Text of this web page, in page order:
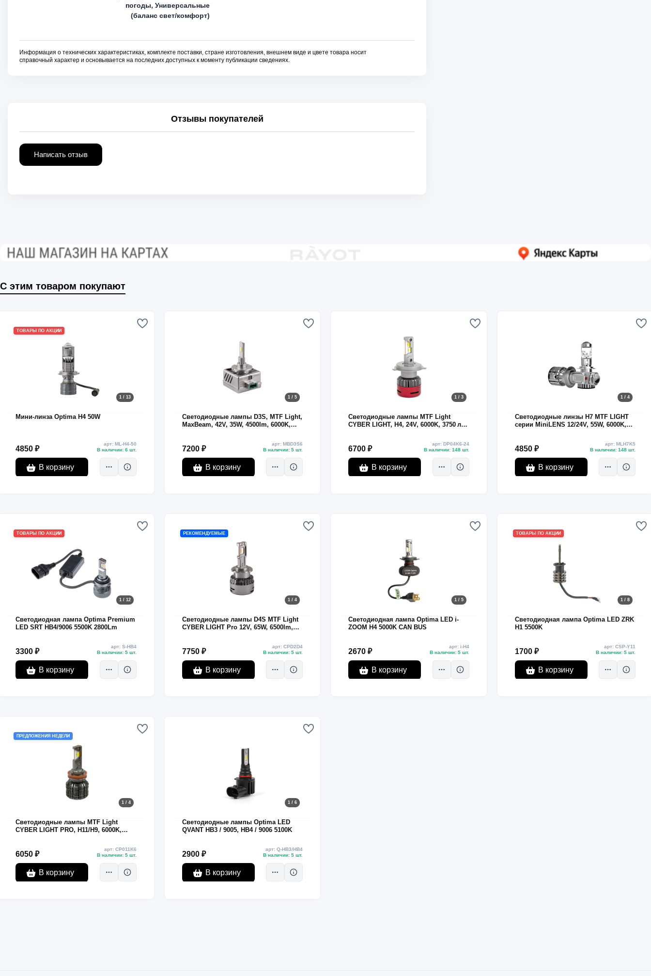
погоды, Универсальные
(баланс свет/комфорт)
Информация о технических характеристиках, комплекте поставки, стране изготовления, внешнем виде и цвете товара носит
справочный характер и основывается на последних доступных к моменту публикации сведениях.
Отзывы покупателей
Написать отзыв
С этим товаром покупают
ТОВАРЫ ПО АКЦИИ
1 / 13
Мини-линза Optima H4 50W
4850 ₽
арт: ML-H4-50
В наличии: 6 шт.
В корзину
1 / 5
Светодиодные лампы D3S, MTF Light,
MaxBeam, 42V, 35W, 4500lm, 6000K,
7200 ₽
арт: MBD3S6
В наличии: 5 шт.
В корзину
1 / 3
Светодиодные лампы MTF Light
CYBER LIGHT, H4, 24V, 6000K, 3750 лм,
6700 ₽
арт: DP04K6-24
В наличии: 148 шт.
В корзину
1 / 4
Светодиодные линзы H7 MTF LIGHT
серии MiniLENS 12/24V, 55W, 6000K,
4850 ₽
арт: MLH7K5
В наличии: 148 шт.
В корзину
ТОВАРЫ ПО АКЦИИ
1 / 12
Светодиодная лампа Optima Premium
LED SRT HB4/9006 5500K 2800Lm
3300 ₽
арт: S-HB4
В наличии: 5 шт.
В корзину
РЕКОМЕНДУЕМЫЕ
1 / 4
Светодиодные лампы D4S MTF Light
CYBER LIGHT Pro 12V, 65W, 6500lm,
7750 ₽
арт: CPD2D4
В наличии: 5 шт.
В корзину
1 / 5
Светодиодная лампа Optima LED i-
ZOOM H4 5000K CAN BUS
2670 ₽
арт: i-H4
В наличии: 5 шт.
В корзину
ТОВАРЫ ПО АКЦИИ
1 / 8
Светодиодная лампа Optima LED ZRK
H1 5500K
1700 ₽
арт: CSP-Y11
В наличии: 5 шт.
В корзину
ПРЕДЛОЖЕНИЯ НЕДЕЛИ
1 / 4
Светодиодные лампы MTF Light
CYBER LIGHT PRO, H11/H9, 6000K,
6050 ₽
арт: CP011K6
В наличии: 5 шт.
В корзину
1 / 6
Светодиодные лампы Optima LED
QVANT HB3 / 9005, HB4 / 9006 5100K
2900 ₽
арт: Q-HB3/HB4
В наличии: 5 шт.
В корзину